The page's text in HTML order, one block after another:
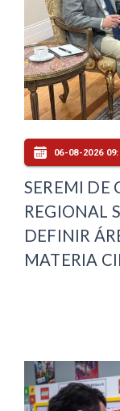
06-08-2026
SEREMI DE
REGIONAL
DEFINIR
MATERIA